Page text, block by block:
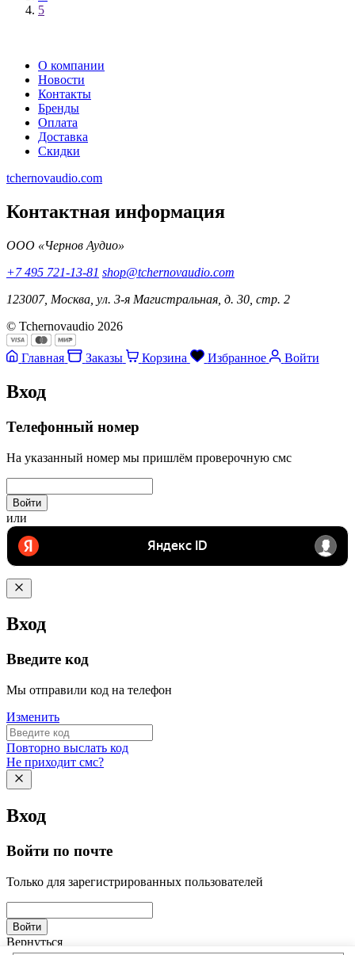
5
О компании
Новости
Контакты
Бренды
Оплата
Доставка
Скидки
tchernovaudio.com
Контактная информация
ООО «Чернов Аудио»
+7 495 721-13-81 shop@tchernovaudio.com
123007, Москва, ул. 3-я Магистральная, д. 30, стр. 2
© Tchernovaudio 2026
Главная Заказы Корзина Избранное Войти
Вход
Телефонный номер
На указанный номер мы пришлём проверочную смс
Войти
или
Вход
Введите код
Мы отправили код на телефон
Изменить
Повторно выслать код
Не приходит смс?
Вход
Войти по почте
Только для зарегистрированных пользователей
Войти
Вернуться